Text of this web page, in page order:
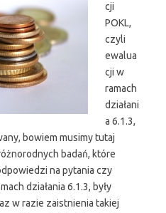
cji
POKL,
czyli
ewalua
cji w
ramach
działani
a 6.1.3,
bowiem musimy tutaj
badań, które
na pytania czy
działania 6.1.3, były
w razie zaistnienia takiej